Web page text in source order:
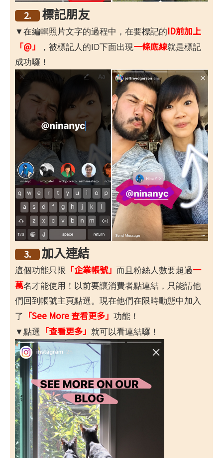
2.標記朋友
▼在編輯照片文字的過程中，在要標記的ID前加上
「@」
，被標記人的ID下面出現一條底線就是標記
成功囉！
3.加入連結
這個功能只限 「企業帳號」 而且粉絲人數要超過一
萬名才能使用！以前要讓消費者點連結，只能請他
們回到帳號主頁點選。現在他們在限時動態中加入
了 「See More 查看更多」 功能！
▼點選 「查看更多」 就可以看連結囉！